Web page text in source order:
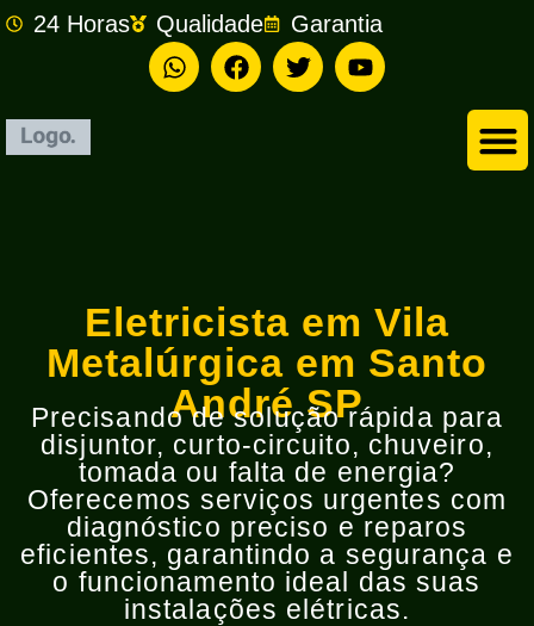
24 Horas Qualidade Garantia
Eletricista em Vila
Metalúrgica em Santo
André SP
Precisando de solução rápida para
disjuntor, curto-circuito, chuveiro,
tomada ou falta de energia?
Oferecemos serviços urgentes com
diagnóstico preciso e reparos
eficientes, garantindo a segurança e
o funcionamento ideal das suas
instalações elétricas.